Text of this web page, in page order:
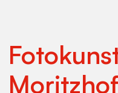
Moritzhof